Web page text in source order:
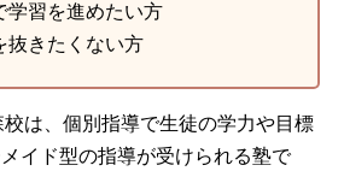
学習を進めたい方
抜きたくない方
は、個別指導で生徒の学力や目標
イド型の指導が受けられる塾で